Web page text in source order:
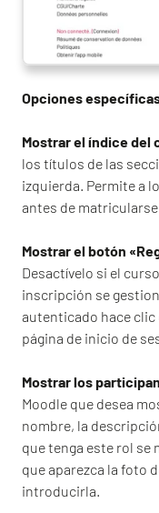
Opciones
Mostrar el índice del
los títulos de las
izquierda. Permite a
antes de
Mostrar el botón
Desactívelo si el
inscripción se
autenticado hace clic
página de inicio de
Mostrar los
Moodle que desea
nombre, la
que tenga este rol se
que aparezca la foto
introducirla.